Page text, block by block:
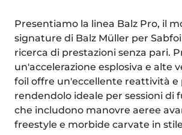
Presentiamo la linea Balz Pro, il
signature di Balz Müller per
ricerca di prestazioni senza pari.
un'accelerazione esplosiva e alte
foil offre un'eccellente reattività e
rendendolo ideale per sessioni di
che includono manovre aeree
freestyle e morbide carvate in